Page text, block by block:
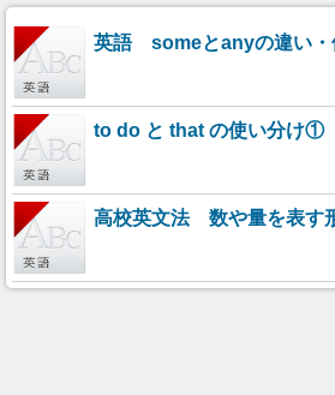
英語 someとanyの違い・
to do と that の使い分け①
高校英文法 数や量を表す